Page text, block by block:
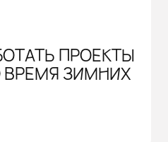
ПРОЕКТЫ
ЗИМНИХ